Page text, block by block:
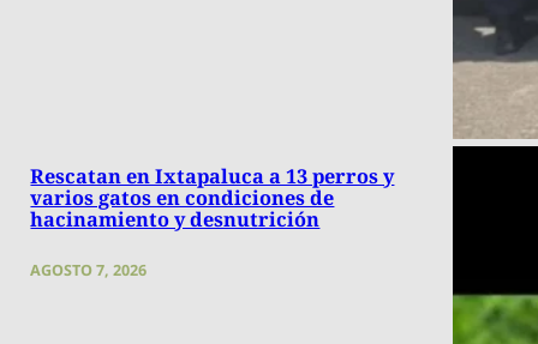
Rescatan en Ixtapaluca a 13 perros y
varios gatos en condiciones de
hacinamiento y desnutrición
AGOSTO 7, 2026